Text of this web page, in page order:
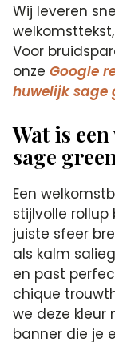
Wij leveren
Voor
onzeGoogle
huwelijk sage
Wat is
sage green
Een
stijlvolle
juiste sfeer
als kalm
en past
chique
we deze kleur
banner die je